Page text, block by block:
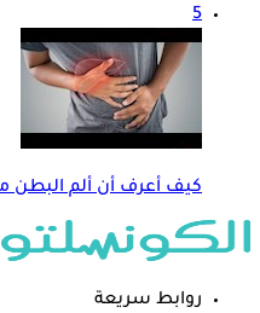
5
كيف أعرف أن ألم البطن
روابط سريعة